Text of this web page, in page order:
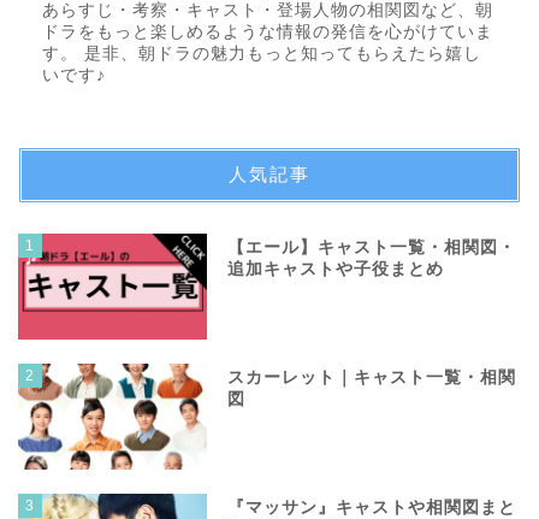
あらすじ・考察・キャスト・登場人物の相関図など、朝
ドラをもっと楽しめるような情報の発信を心がけていま
す。 是非、朝ドラの魅力もっと知ってもらえたら嬉し
いです♪
人気記事
1
【エール】キャスト一覧・相関図・
追加キャストや子役まとめ
2
スカーレット｜キャスト一覧・相関
図
3
『マッサン』キャストや相関図まと